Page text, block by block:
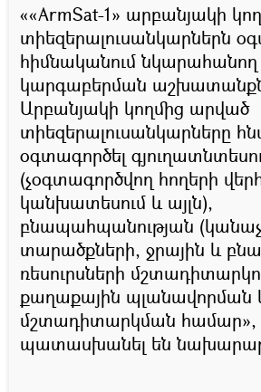
««ArmSat-1» արբանյակի
տիեզերալուսանկարներն
հիմնականում
կարգաբերման
Արբանյակի կողմից արված
տիեզերալուսանկարները
օգտագործել
(չօգտագործվող հողերի
կանխատեսում և այլն),
բնապահպանության
տարածքների, ջրային և
ռեսուրսների
քաղաքային պլանավորման
մշտադիտարկման համար»,
պատասխանել են